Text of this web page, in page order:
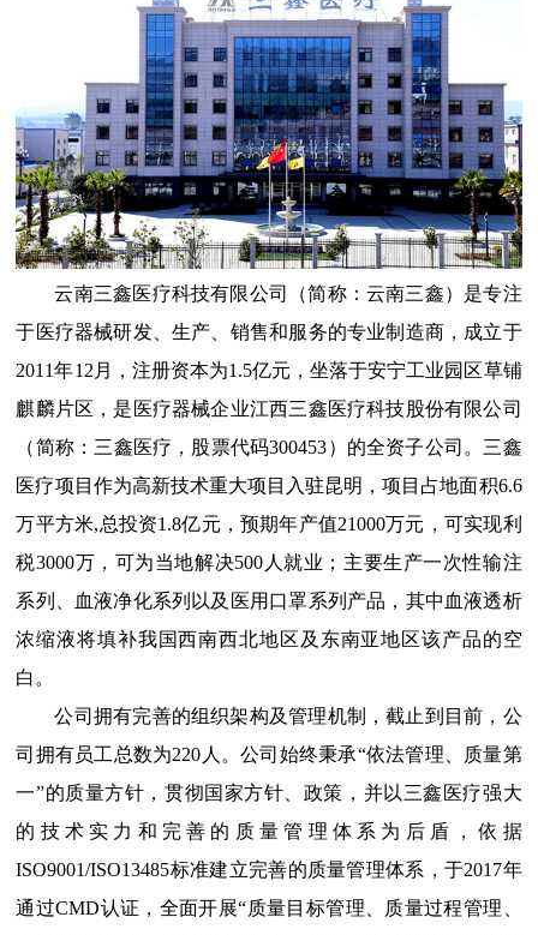
云南三鑫医疗科技有限公司（简称：云南三鑫）是专注
于医疗器械研发、生产、销售和服务的专业制造商，成立于
2011年12月，注册资本为1.5亿元，坐落于安宁工业园区草铺
麒麟片区，是医疗器械企业江西三鑫医疗科技股份有限公司
（简称：三鑫医疗，股票代码300453）的全资子公司。三鑫
医疗项目作为高新技术重大项目入驻昆明，项目占地面积6.6
万平方米,总投资1.8亿元，预期年产值21000万元，可实现利
税3000万，可为当地解决500人就业；主要生产一次性输注
系列、血液净化系列以及医用口罩系列产品，其中血液透析
浓缩液将填补我国西南西北地区及东南亚地区该产品的空
白。
公司拥有完善的组织架构及管理机制，截止到目前，公
司拥有员工总数为220人。公司始终秉承“依法管理、质量第
一”的质量方针，贯彻国家方针、政策，并以三鑫医疗强大
的技术实力和完善的质量管理体系为后盾，依据
ISO9001/ISO13485标准建立完善的质量管理体系，于2017年
通过CMD认证，全面开展“质量目标管理、质量过程管理、